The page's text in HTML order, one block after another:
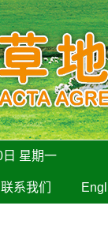
星期一
联系我们